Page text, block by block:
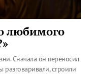
любимого
Сначала он переносил
разговаривали, строили